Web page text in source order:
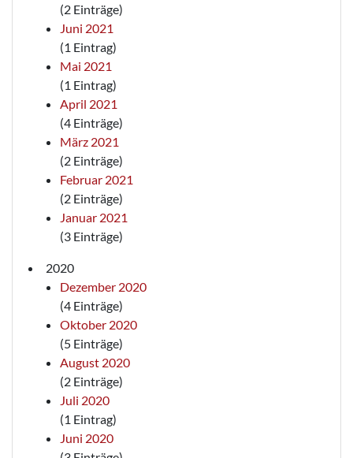
(2 Einträge)
Juni 2021
(1 Eintrag)
Mai 2021
(1 Eintrag)
April 2021
(4 Einträge)
März 2021
(2 Einträge)
Februar 2021
(2 Einträge)
Januar 2021
(3 Einträge)
2020
Dezember 2020
(4 Einträge)
Oktober 2020
(5 Einträge)
August 2020
(2 Einträge)
Juli 2020
(1 Eintrag)
Juni 2020